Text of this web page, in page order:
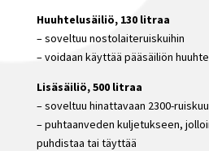
Huuhtelusäiliö, 130 litraa
– soveltuu nostolaiteruiskuihin
– voidaan käyttää pääsäiliön
Lisäsäiliö, 500 litraa
– soveltuu hinattavaan 2300-
– puhtaanveden kuljetukseen,
puhdistaa tai täyttää